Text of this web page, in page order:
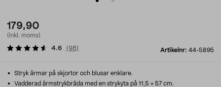
179,90
(inkl. moms)
Artikelnr: 44-5895
4.6 (98)
Stryk ärmar på skjortor och blusar enklare.
Vadderad ärmstrykbräda med en strykyta på 11,5 × 57 cm.